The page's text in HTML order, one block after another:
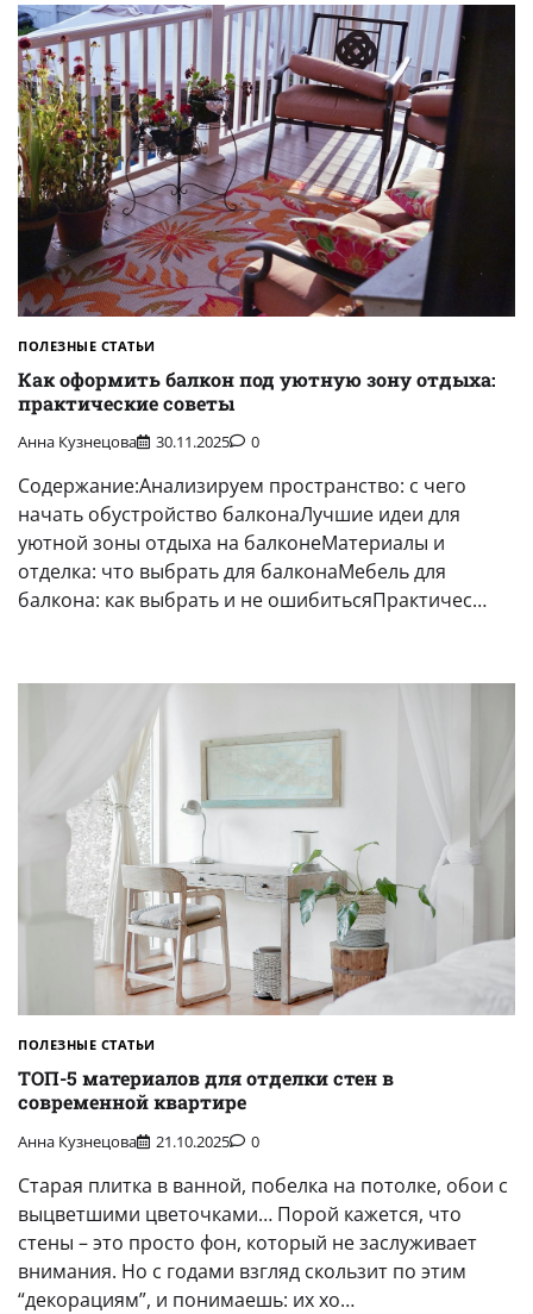
ПОЛЕЗНЫЕ СТАТЬИ
Как оформить балкон под уютную зону отдыха:
практические советы
Анна Кузнецова 30.11.2025 0
Содержание:Анализируем пространство: с чего
начать обустройство балконаЛучшие идеи для
уютной зоны отдыха на балконеМатериалы и
отделка: что выбрать для балконаМебель для
балкона: как выбрать и не ошибитьсяПрактичес…
ПОЛЕЗНЫЕ СТАТЬИ
ТОП-5 материалов для отделки стен в
современной квартире
Анна Кузнецова 21.10.2025 0
Старая плитка в ванной, побелка на потолке, обои с
выцветшими цветочками… Порой кажется, что
стены – это просто фон, который не заслуживает
внимания. Но с годами взгляд скользит по этим
“декорациям”, и понимаешь: их хо…